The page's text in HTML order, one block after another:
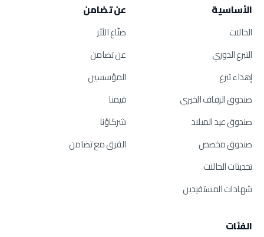
الأساسية
الحالات
التبرع الدوري
إهداء تبرع
صندوق الزفاف الخيري
صندوق عيد الميلاد
صندوق مخصص
تحديثات الحالات
شهادات المستفيدين
عن تضامن
صنّاع الأثر
عن تضامن
المؤسسين
قيمنا
شركاؤنا
الفرق مع تضامن
الفئات